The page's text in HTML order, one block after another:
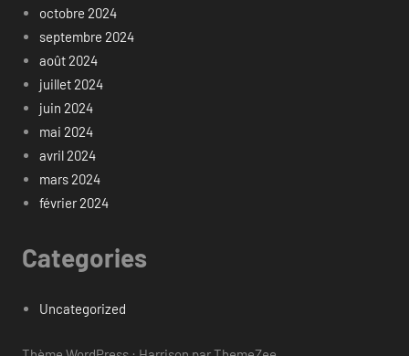
octobre 2024
septembre 2024
août 2024
juillet 2024
juin 2024
mai 2024
avril 2024
mars 2024
février 2024
Categories
Uncategorized